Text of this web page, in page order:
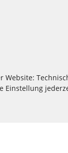
Einstellung